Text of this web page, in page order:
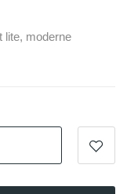
lite, moderne